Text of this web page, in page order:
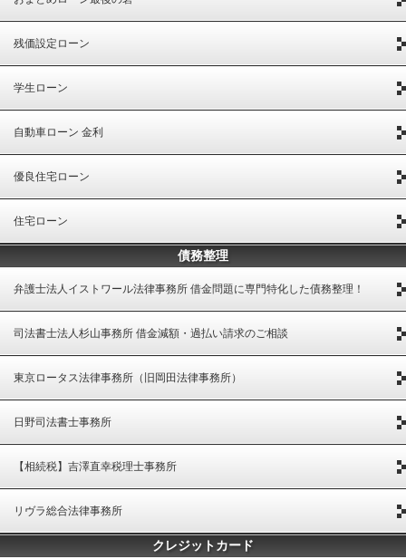
残価設定ローン
学生ローン
自動車ローン 金利
優良住宅ローン
住宅ローン
債務整理
弁護士法人イストワール法律事務所 借金問題に専門特化した債務整理！
司法書士法人杉山事務所 借金減額・過払い請求のご相談
東京ロータス法律事務所（旧岡田法律事務所）
日野司法書士事務所
【相続税】吉澤直幸税理士事務所
リヴラ総合法律事務所
クレジットカード